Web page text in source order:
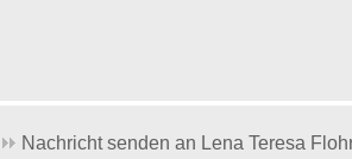
Nachricht senden an Lena Teresa